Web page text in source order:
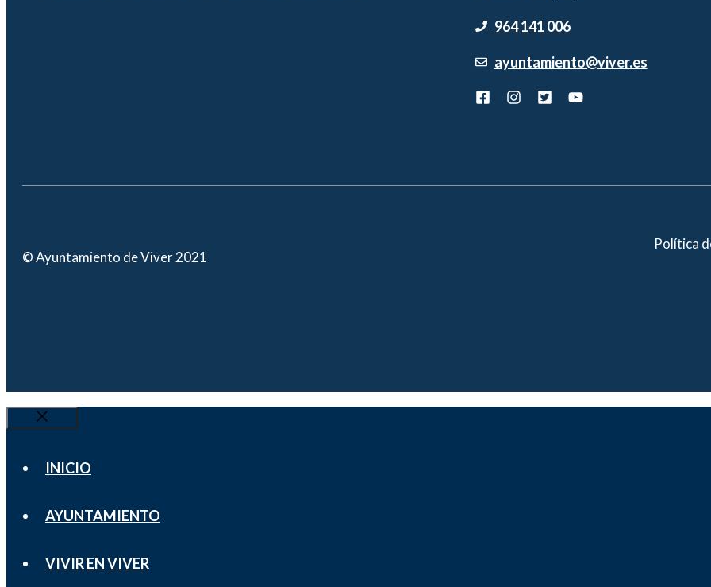
964 141 006
ayuntamiento@viver.es
© Ayuntamiento de Viver 2021
Política
Cerrar
INICIO
AYUNTAMIENTO
VIVIR EN VIVER